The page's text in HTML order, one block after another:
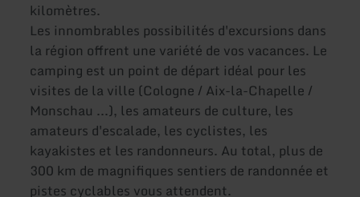
kilomètres.
Les innombrables possibilités d'excursions dans
la région offrent une variété de vos vacances. Le
camping est un point de départ idéal pour les
visites de la ville (Cologne / Aix-la-Chapelle /
Monschau ...), les amateurs de culture, les
amateurs d'escalade, les cyclistes, les
kayakistes et les randonneurs. Au total, plus de
300 km de magnifiques sentiers de randonnée et
pistes cyclables vous attendent.